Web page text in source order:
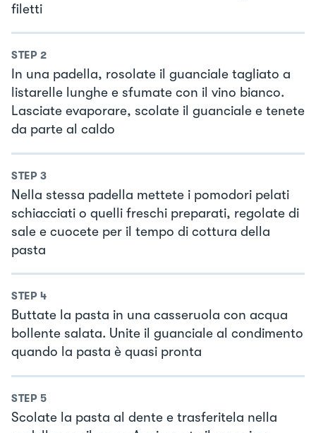
filetti
STEP 2
In una padella, rosolate il guanciale tagliato a
listarelle lunghe e sfumate con il vino bianco.
Lasciate evaporare, scolate il guanciale e tenete
da parte al caldo
STEP 3
Nella stessa padella mettete i pomodori pelati
schiacciati o quelli freschi preparati, regolate di
sale e cuocete per il tempo di cottura della
pasta
STEP 4
Buttate la pasta in una casseruola con acqua
bollente salata. Unite il guanciale al condimento
quando la pasta è quasi pronta
STEP 5
Scolate la pasta al dente e trasferitela nella